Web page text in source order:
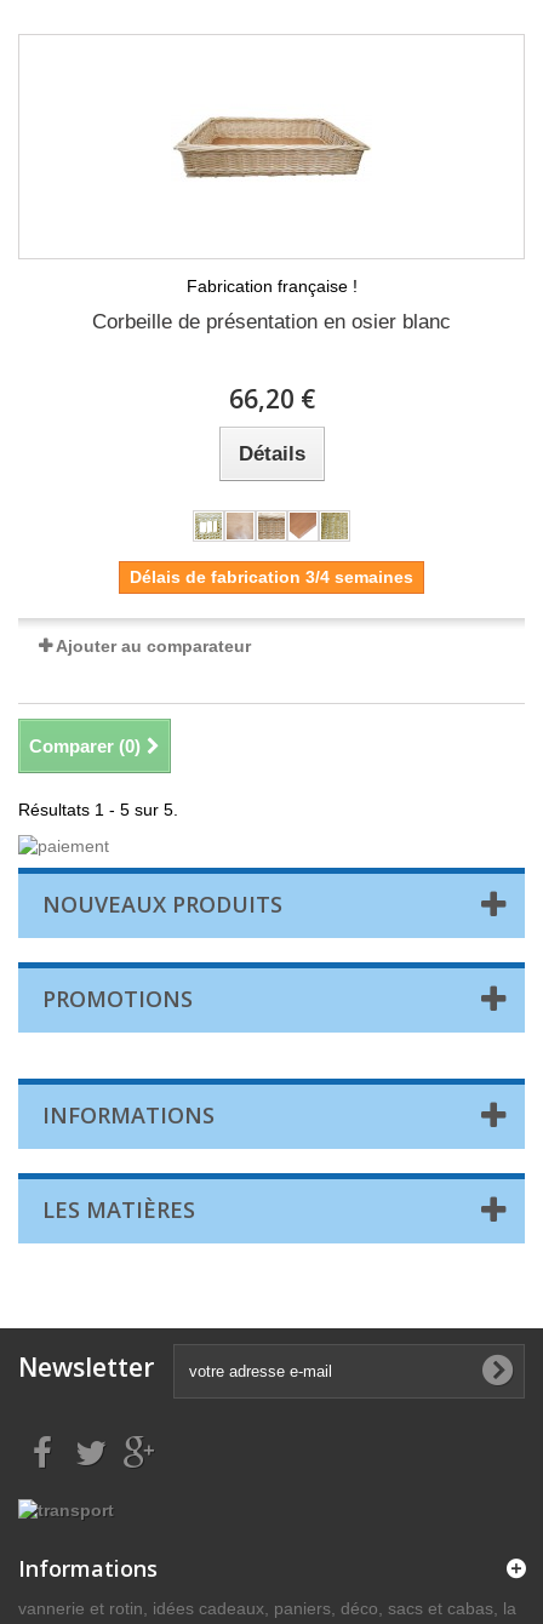
Fabrication française !
Corbeille de présentation en osier blanc
66,20 €
Détails
Délais de fabrication 3/4 semaines
Ajouter au comparateur
Comparer (0)
Résultats 1 - 5 sur 5.
NOUVEAUX PRODUITS
PROMOTIONS
INFORMATIONS
LES MATIÈRES
Newsletter
Informations
vannerie et rotin, idées cadeaux, paniers, déco, sacs et cabas, la